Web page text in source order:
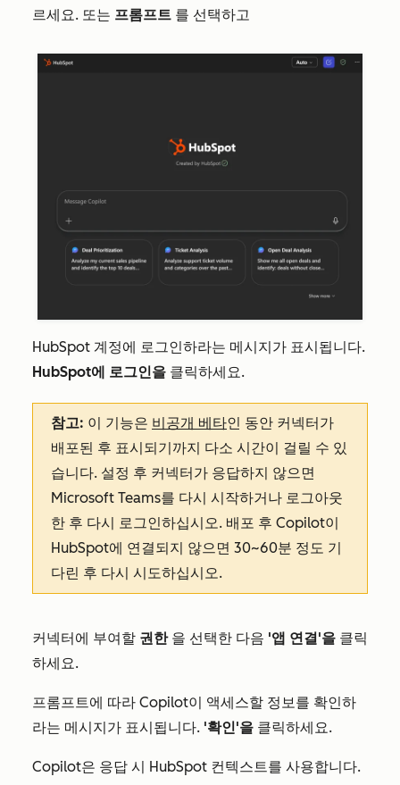
르세요. 또는 프롬프트 를 선택하고
HubSpot 계정에 로그인하라는 메시지가 표시됩니다.
HubSpot에 로그인을 클릭하세요.
참고: 이 기능은 비공개 베타인 동안 커넥터가
배포된 후 표시되기까지 다소 시간이 걸릴 수 있
습니다. 설정 후 커넥터가 응답하지 않으면
Microsoft Teams를 다시 시작하거나 로그아웃
한 후 다시 로그인하십시오. 배포 후 Copilot이
HubSpot에 연결되지 않으면 30~60분 정도 기
다린 후 다시 시도하십시오.
커넥터에 부여할 권한을 선택한 다음 '앱 연결'을 클릭
하세요.
프롬프트에 따라 Copilot이 액세스할 정보를 확인하
라는 메시지가 표시됩니다. '확인'을 클릭하세요.
Copilot은 응답 시 HubSpot 컨텍스트를 사용합니다.